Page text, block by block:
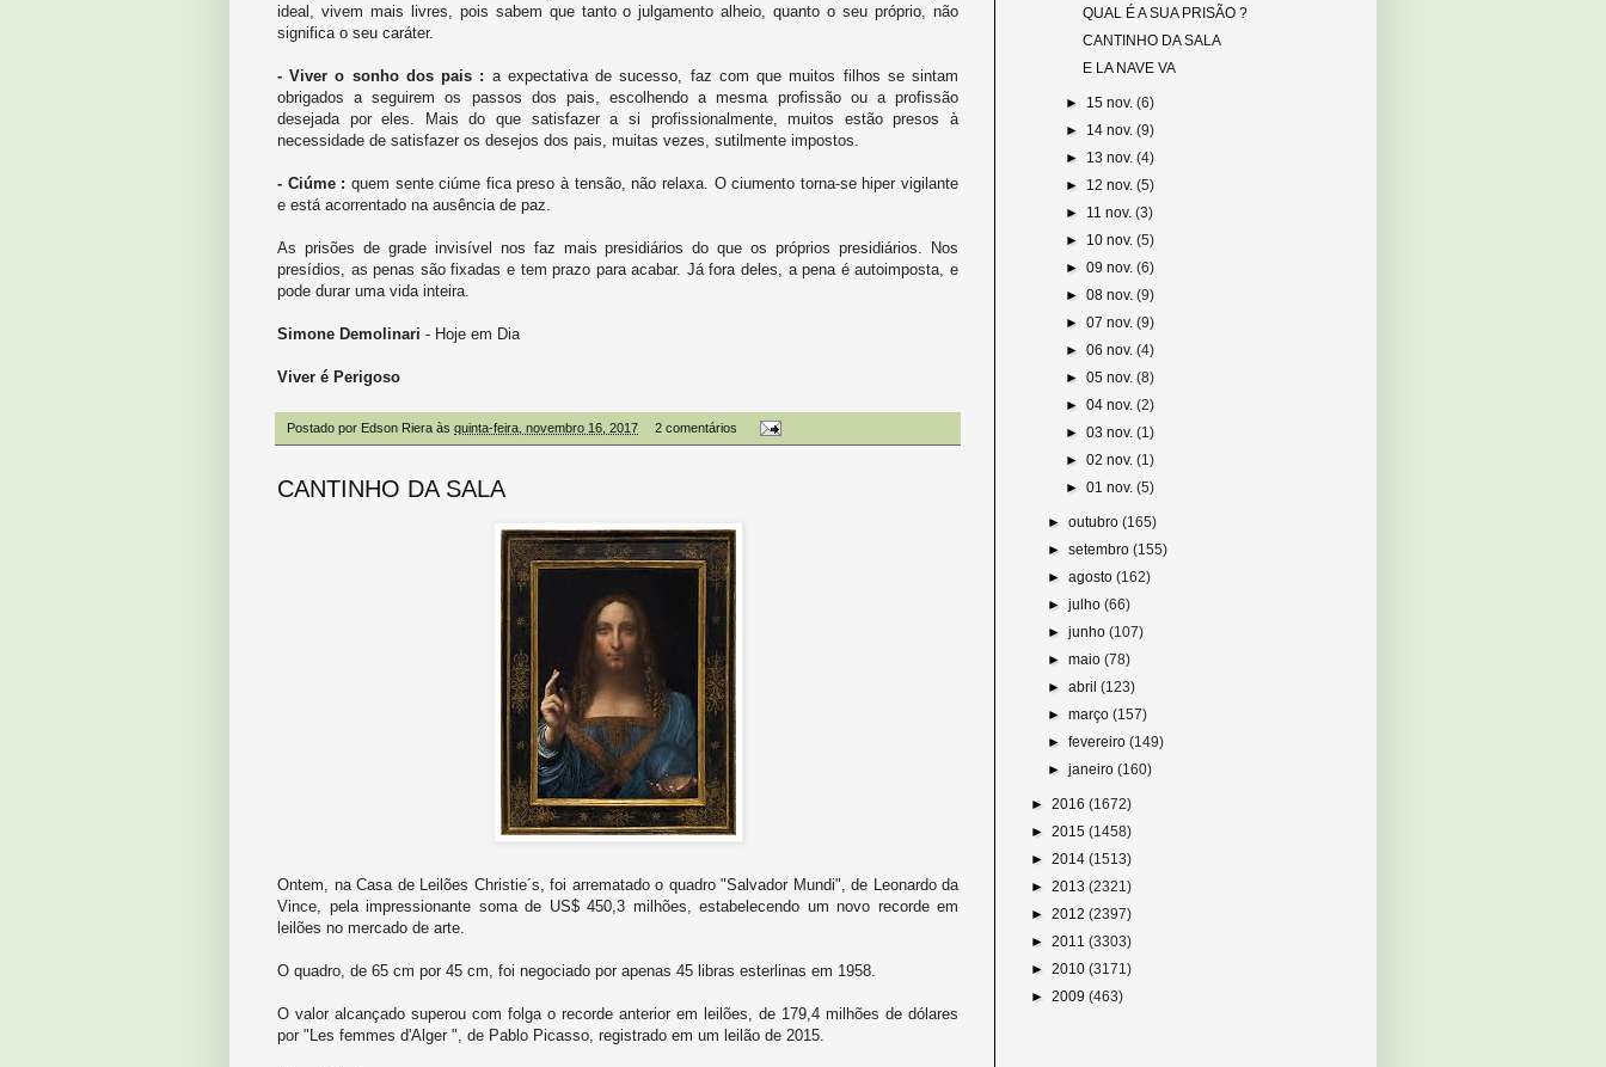
ideal, vivem mais livres, pois sabem que tanto o julgamento alheio, quanto o seu próprio, não
significa o seu caráter.
- Viver o sonho dos pais : a expectativa de sucesso, faz com que muitos filhos se sintam
obrigados a seguirem os passos dos pais, escolhendo a mesma profissão ou a profissão
desejada por eles. Mais do que satisfazer a si profissionalmente, muitos estão presos à
necessidade de satisfazer os desejos dos pais, muitas vezes, sutilmente impostos.
- Ciúme : quem sente ciúme fica preso à tensão, não relaxa. O ciumento torna-se hiper vigilante
e está acorrentado na ausência de paz.
As prisões de grade invisível nos faz mais presidiários do que os próprios presidiários. Nos
presídios, as penas são fixadas e tem prazo para acabar. Já fora deles, a pena é autoimposta, e
pode durar uma vida inteira.
Simone Demolinari - Hoje em Dia
Viver é Perigoso
Postado por Edson Riera às quinta-feira, novembro 16, 2017 2 comentários
CANTINHO DA SALA
Ontem, na Casa de Leilões Christie´s, foi arrematado o quadro "Salvador Mundi", de Leonardo da
Vince, pela impressionante soma de US$ 450,3 milhões, estabelecendo um novo recorde em
leilões no mercado de arte.
O quadro, de 65 cm por 45 cm, foi negociado por apenas 45 libras esterlinas em 1958.
O valor alcançado superou com folga o recorde anterior em leilões, de 179,4 milhões de dólares
por "Les femmes d'Alger ", de Pablo Picasso, registrado em um leilão de 2015.
QUAL É A SUA PRISÃO ?
CANTINHO DA SALA
E LA NAVE VA
► 15 nov. (6)
► 14 nov. (9)
► 13 nov. (4)
► 12 nov. (5)
► 11 nov. (3)
► 10 nov. (5)
► 09 nov. (6)
► 08 nov. (9)
► 07 nov. (9)
► 06 nov. (4)
► 05 nov. (8)
► 04 nov. (2)
► 03 nov. (1)
► 02 nov. (1)
► 01 nov. (5)
►outubro(165)
►setembro(155)
►agosto(162)
►julho(66)
►junho(107)
►maio(78)
►abril(123)
►março(157)
►fevereiro(149)
►janeiro(160)
► 2016 (1672)
► 2015 (1458)
► 2014 (1513)
► 2013 (2321)
► 2012 (2397)
► 2011 (3303)
► 2010 (3171)
► 2009 (463)